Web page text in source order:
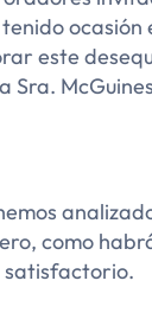
ocasión
este
Sra.
como
satisfactorio.